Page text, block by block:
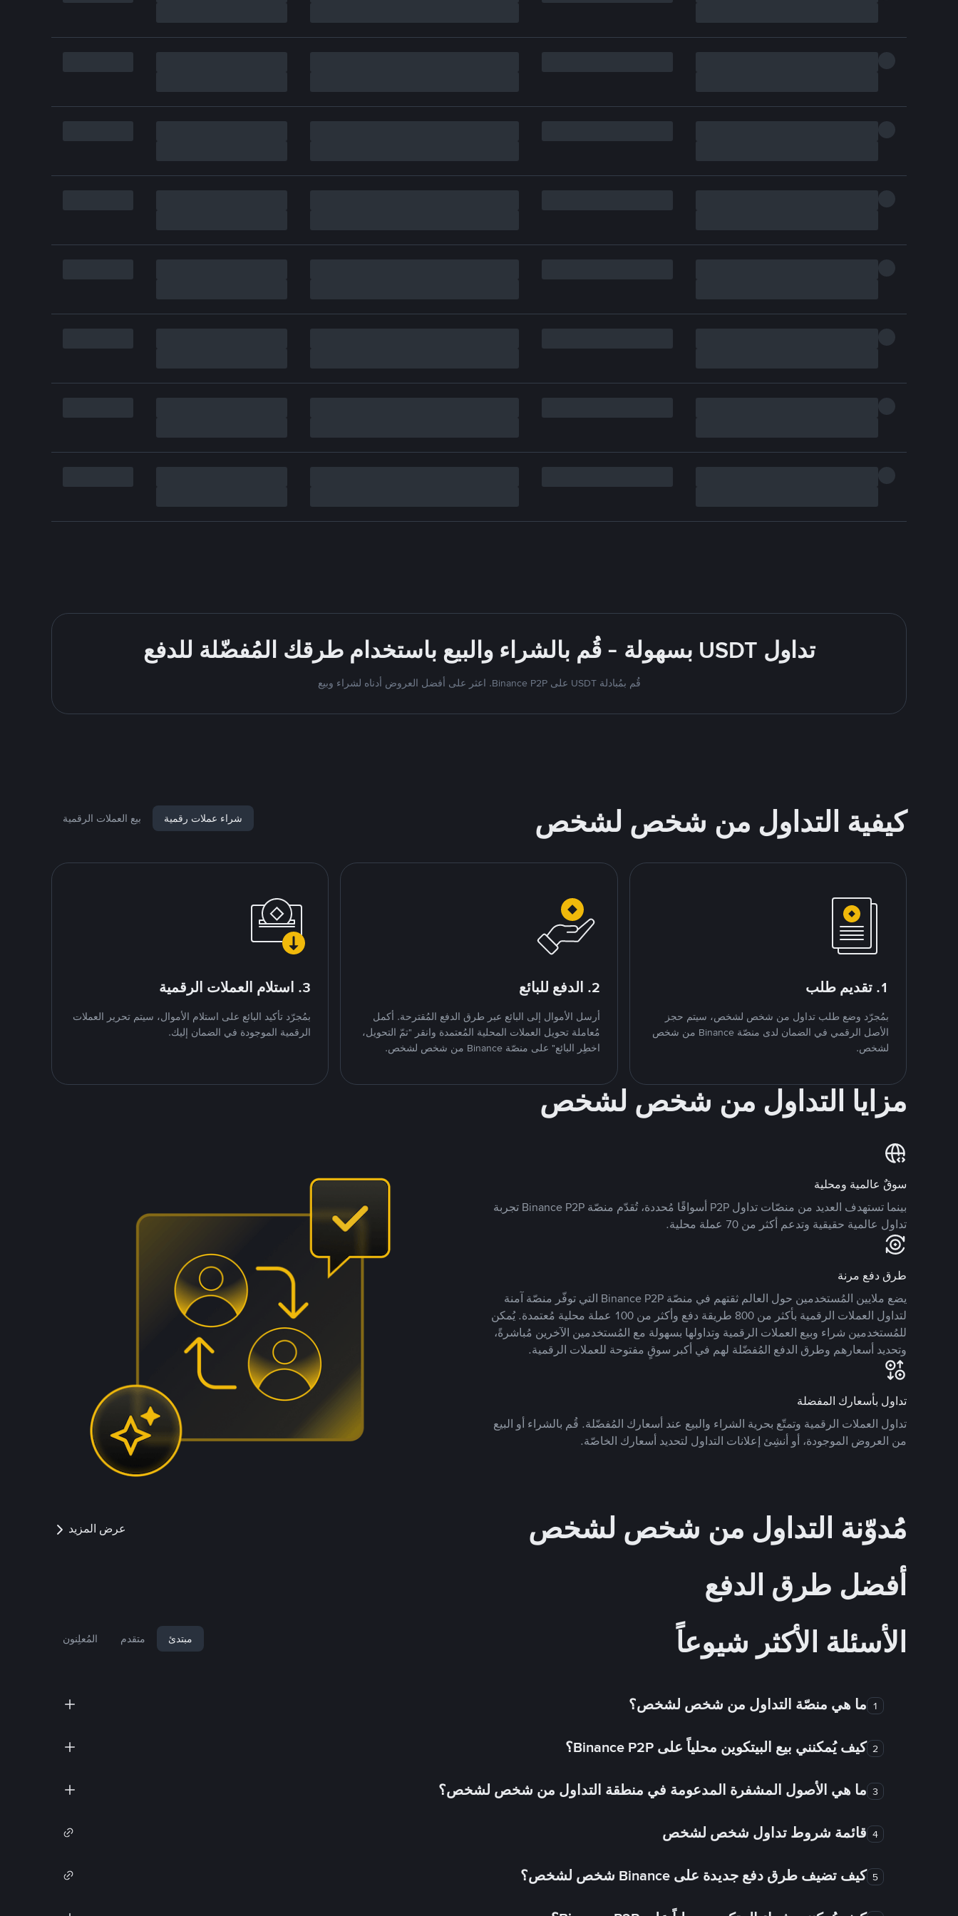
تداول USDT بسهولة - قُم بالشراء والبيع باستخدام طرقك المُفضّلة للدفع
قُم بمُبادلة USDT على Binance P2P. اعثر على أفضل العروض أدناه لشراء وبيع
كيفية التداول من شخص لشخص شراء عملات رقمية بيع العملات الرقمية
1. تقديم طلب
بمُجرّد وضع طلب تداول من شخص لشخص، سيتم حجز
الأصل الرقمي في الضمان لدى منصّة Binance من شخص
لشخص.
2. الدفع للبائع
أرسل الأموال إلى البائع عبر طرق الدفع المُقترحة. أكمل
مُعاملة تحويل العملات المحلية المُعتمدة وانقر "تمّ التحويل،
اخطِر البائع" على منصّة Binance من شخص لشخص.
3. استلام العملات الرقمية
بمُجرّد تأكيد البائع على استلام الأموال، سيتم تحرير العملات
الرقمية الموجودة في الضمان إليك.
مزايا التداول من شخص لشخص
سوقٌ عالمية ومحلية
بينما تستهدف العديد من منصّات تداول P2P أسواقًا مُحددة، تُقدّم منصّة Binance P2P تجربة
تداول عالمية حقيقية وتدعم أكثر من 70 عملة محلية.
طرق دفع مرنة
يضع ملايين المُستخدمين حول العالم ثقتهم في منصّة Binance P2P التي توفّر منصّة آمنة
لتداول العملات الرقمية بأكثر من 800 طريقة دفع وأكثر من 100 عملة محلية مُعتمدة. يُمكن
للمُستخدمين شراء وبيع العملات الرقمية وتداولها بسهولة مع المُستخدمين الآخرين مُباشرةً،
وتحديد أسعارهم وطرق الدفع المُفضّلة لهم في أكبر سوقٍ مفتوحة للعملات الرقمية.
تداول بأسعارك المفضلة
تداول العملات الرقمية وتمتّع بحرية الشراء والبيع عند أسعارك المُفضّلة. قُم بالشراء أو البيع
من العروض الموجودة، أو أنشِئ إعلانات التداول لتحديد أسعارك الخاصّة.
مُدوّنة التداول من شخص لشخص عرض المزيد
أفضل طرق الدفع
الأسئلة الأكثر شيوعاً
مبتدئ متقدم المُعلِنون
1 ما هي منصّة التداول من شخص لشخص؟
2 كيف يُمكنني بيع البيتكوين محلياً على Binance P2P؟
3 ما هي الأصول المشفرة المدعومة في منطقة التداول من شخص لشخص؟
4 قائمة شروط تداول شخص لشخص
5 كيف تضيف طرق دفع جديدة على Binance شخص لشخص؟